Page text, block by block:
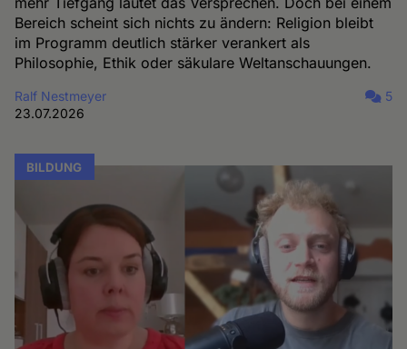
Bereich scheint sich nichts zu ändern: Religion bleibt
im Programm deutlich stärker verankert als
Philosophie, Ethik oder säkulare Weltanschauungen.
Ralf Nestmeyer
23.07.2026
5
BILDUNG